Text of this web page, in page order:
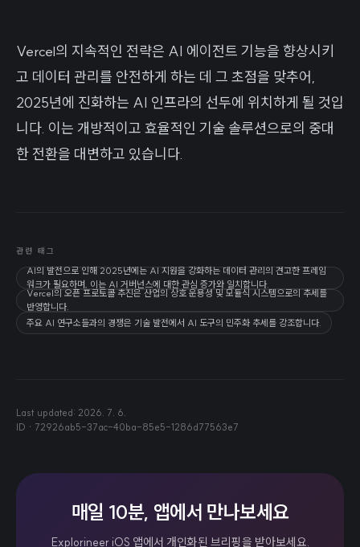
Vercel의 지속적인 전략은 AI 에이전트 기능을 향상시키
고 데이터 관리를 안전하게 하는 데 그 초점을 맞추어,
2025년에 진화하는 AI 인프라의 선두에 위치하게 될 것입
니다. 이는 개방적이고 효율적인 기술 솔루션으로의 중대
한 전환을 대변하고 있습니다.
관련 태그
AI의 발전으로 인해 2025년에는 AI 지원을 강화하는 데이터 관리의 견고한 프레임
워크가 필요하며, 이는 AI 거버넌스에 대한 관심 증가와 일치합니다.
Vercel의 오픈 프로토콜 추진은 산업의 상호 운용성 및 모듈식 시스템으로의 추세를
반영합니다.
주요 AI 연구소들과의 경쟁은 기술 발전에서 AI 도구의 민주화 추세를 강조합니다.
Last updated: 2026. 7. 6.
ID · 72926ab5-37ac-40ba-85e5-1286d77563e7
매일 10분, 앱에서 만나보세요
Explorineer iOS 앱에서 개인화된 브리핑을 받아보세요.